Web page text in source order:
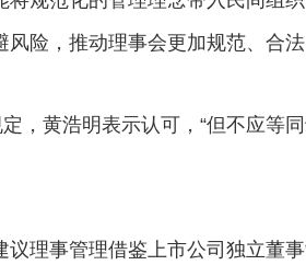
风险，推动理事会更加规范、合
黄浩明表示认可，“但不应等
事管理借鉴上市公司独立董事